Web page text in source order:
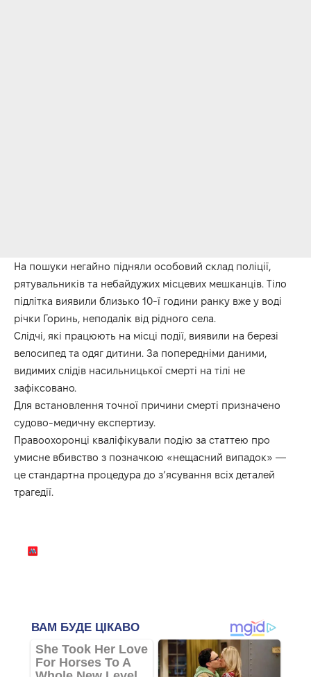
На пошуки негайно підняли особовий склад поліції,
рятувальників та небайдужих місцевих мешканців. Тіло
підлітка виявили близько 10-ї години ранку вже у воді
річки Горинь, неподалік від рідного села.
Слідчі, які працюють на місці події, виявили на березі
велосипед та одяг дитини. За попередніми даними,
видимих слідів насильницької смерті на тілі не
зафіксовано.
Для встановлення точної причини смерті призначено
судово-медичну експертизу.
Правоохоронці кваліфікували подію за статтею про
умисне вбивство з позначкою «нещасний випадок» —
це стандартна процедура до з’ясування всіх деталей
трагедії.